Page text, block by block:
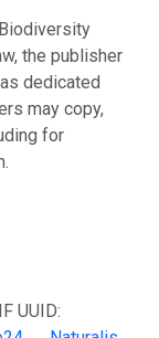
the publisher
dedicated
may copy,
for
UUID: